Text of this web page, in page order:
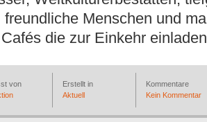
freundliche Menschen und
die zur Einkehr
von
Erstellt in
Aktuell
Kommentare
Kein Kommentar